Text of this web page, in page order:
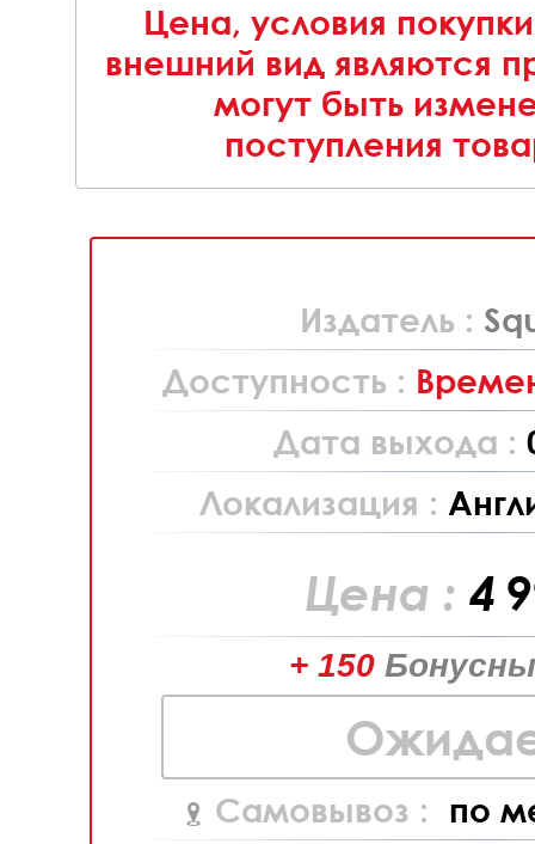
Цена, условия
внешний вид являются
могут быть
поступления
Издатель :
Доступность :
Дата выхода :
Локализация :
Цена : 4
+ 150
Самовывоз : по